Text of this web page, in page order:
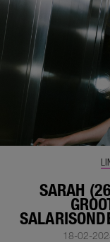
SARAH
18-02-